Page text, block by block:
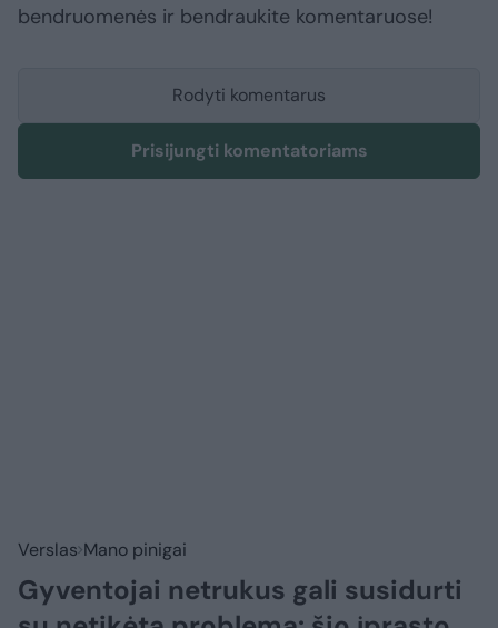
bendruomenės ir bendraukite komentaruose!
Rodyti komentarus
Prisijungti komentatoriams
Verslas Mano pinigai
Gyventojai netrukus gali susidurti